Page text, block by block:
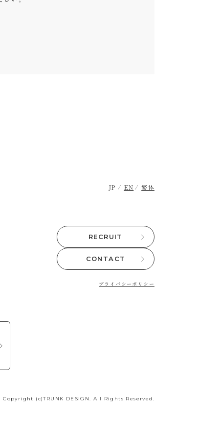
JP EN 繁体
RECRUIT
CONTACT
プライバシーポリシー
Copyright (c)TRUNK DESIGN. All Rights Reserved.